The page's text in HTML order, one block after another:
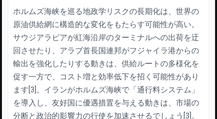
ホルムズ海峡を巡る地政学リスクの長期化は、世界の
原油供給網に構造的な変化をもたらす可能性が高い。
サウジアラビアが紅海沿岸のターミナルへの出荷を迂
回させたり、アラブ首長国連邦がフジャイラ港からの
輸出を強化したりする動きは、供給ルートの多様化を
促す一方で、コスト増と効率低下を招く可能性があり
ます[3]。イランがホルムズ海峡で「通行料システム」
を導入し、友好国に優遇措置を与える動きは、市場の
分断と政治的影響力の行使を加速させるでしょう[3]。